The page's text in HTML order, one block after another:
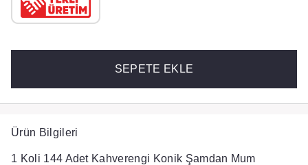
SEPETE EKLE
Ürün Bilgileri
1 Koli 144 Adet Kahverengi Konik Şamdan Mum